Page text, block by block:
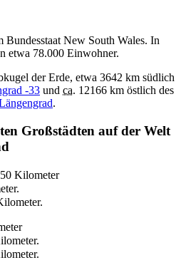
Bundesstaat New South Wales. In
etwa 78.000 Einwohner.
der Erde, etwa 3642 km südlich
-33 und ca. 12166 km östlich des
.
Großstädten auf der Welt
Kilometer